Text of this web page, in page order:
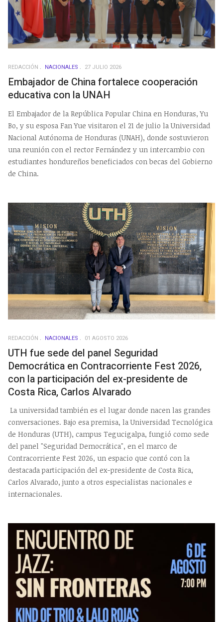
REDACCIÓN NACIONALES 27 JULIO 2026
Embajador de China fortalece cooperación
educativa con la UNAH
El Embajador de la República Popular China en Honduras, Yu
Bo, y su esposa Fan Yue visitaron el 21 de julio la Universidad
Nacional Autónoma de Honduras (UNAH), donde sostuvieron
una reunión con el rector Fernández y un intercambio con
estudiantes hondureños beneficiados con becas del Gobierno
de China.
REDACCIÓN NACIONALES 01 AGOSTO 2026
UTH fue sede del panel Seguridad
Democrática en Contracorriente Fest 2026,
con la participación del ex-presidente de
Costa Rica, Carlos Alvarado
La universidad también es el lugar donde nacen las grandes
conversaciones. Bajo esa premisa, la Universidad Tecnológica
de Honduras (UTH), campus Tegucigalpa, fungió como sede
del panel "Seguridad Democrática", en el marco de
Contracorriente Fest 2026, un espacio que contó con la
destacada participación del ex-presidente de Costa Rica,
Carlos Alvarado, junto a otros especialistas nacionales e
internacionales.